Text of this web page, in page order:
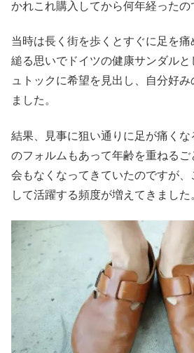
かれこれ購入してから何年経ったの
当時は長く街を歩くとすぐに足を
縋る思いでドイツの健康サンダル
ュトックに希望を見出し、自分好
ました。
結果、見事に狙い通りに足が痛く
のフォルムもあって年齢を重ねる
会もなくなってきていたのですが、
して活躍する頻度が増えてきました